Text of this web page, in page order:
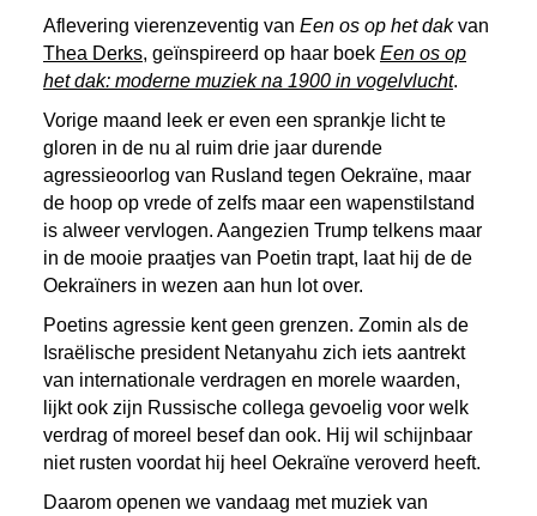
Aflevering vierenzeventig van Een os op het dakvan
Thea Derks, geïnspireerd op haar boek Een os op
het dak: moderne muziek na 1900 in vogelvlucht.
Vorige maand leek er even een sprankje licht te
gloren in de nu al ruim drie jaar durende
agressieoorlog van Rusland tegen Oekraïne, maar
de hoop op vrede of zelfs maar een wapenstilstand
is alweer vervlogen. Aangezien Trump telkens maar
in de mooie praatjes van Poetin trapt, laat hij de de
Oekraïners in wezen aan hun lot over.
Poetins agressie kent geen grenzen. Zomin als de
Israëlische president Netanyahu zich iets aantrekt
van internationale verdragen en morele waarden,
lijkt ook zijn Russische collega gevoelig voor welk
verdrag of moreel besef dan ook. Hij wil schijnbaar
niet rusten voordat hij heel Oekraïne veroverd heeft.
Daarom openen we vandaag met muziek van